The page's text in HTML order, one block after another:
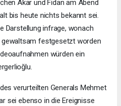
Akar und Fidan am Abend
bis heute nichts bekannt sei.
Darstellung infrage, wonach
festgesetzt worden
würden ein
verurteilten Generals Mehmet
sei ebenso in die Ereignisse